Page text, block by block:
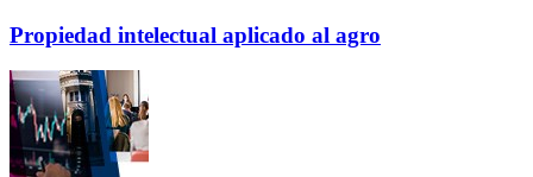
Propiedad intelectual aplicado al agro